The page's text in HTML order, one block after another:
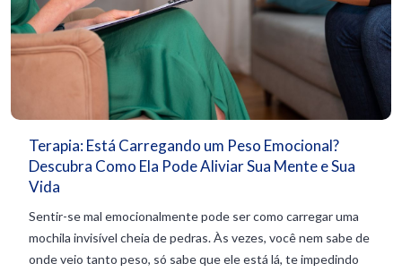
Terapia: Está Carregando um Peso Emocional?
Descubra Como Ela Pode Aliviar Sua Mente e Sua
Vida
Sentir-se mal emocionalmente pode ser como carregar uma
mochila invisível cheia de pedras. Às vezes, você nem sabe de
onde veio tanto peso, só sabe que ele está lá, te impedindo